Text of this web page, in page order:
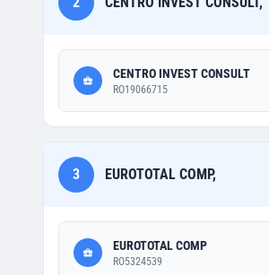
CENTRO INVEST CONSULT
RO19066715
3 EUROTOTAL COMP,
EUROTOTAL COMP
RO5324539